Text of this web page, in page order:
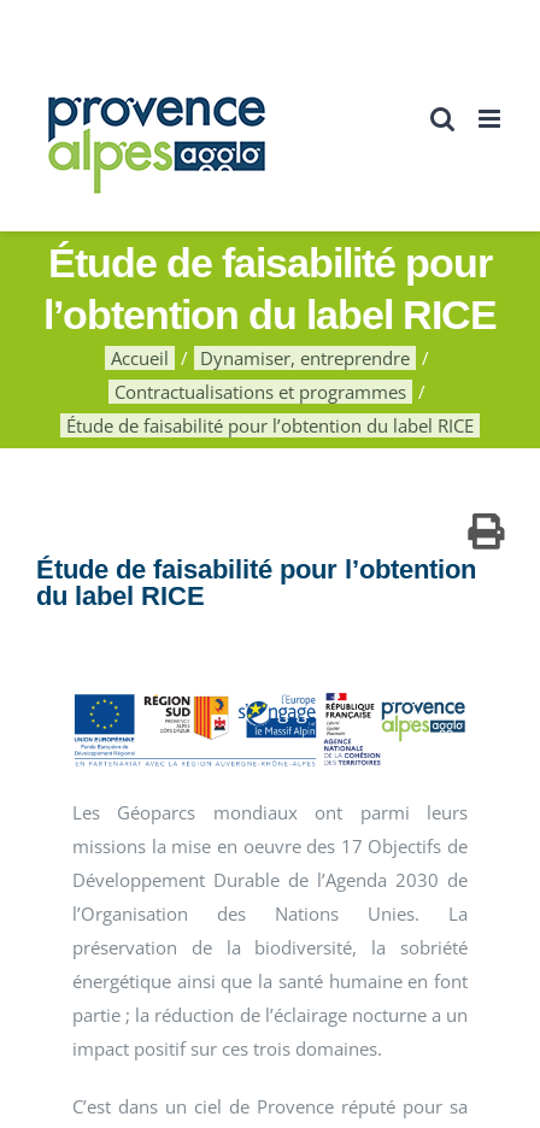
Étude de faisabilité pour
l’obtention du label RICE
Accueil
Dynamiser, entreprendre
Contractualisations et programmes
Étude de faisabilité pour l’obtention du label RICE
Étude de faisabilité pour l’obtention
du label RICE
Les Géoparcs mondiaux ont parmi leurs
missions la mise en oeuvre des 17 Objectifs de
Développement Durable de l’Agenda 2030 de
l’Organisation des Nations Unies. La
préservation de la biodiversité, la sobriété
énergétique ainsi que la santé humaine en font
partie ; la réduction de l’éclairage nocturne a un
impact positif sur ces trois domaines.
C’est dans un ciel de Provence réputé pour sa